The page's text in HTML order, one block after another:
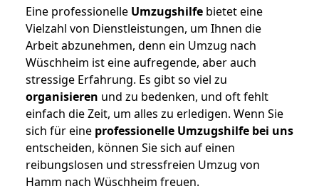
Eine professionelle Umzugshilfe bietet eine
Vielzahl von Dienstleistungen, um Ihnen die
Arbeit abzunehmen, denn ein Umzug nach
Wüschheim ist eine aufregende, aber auch
stressige Erfahrung. Es gibt so viel zu
organisieren und zu bedenken, und oft fehlt
einfach die Zeit, um alles zu erledigen. Wenn Sie
sich für eine professionelle Umzugshilfe bei uns
entscheiden, können Sie sich auf einen
reibungslosen und stressfreien Umzug von
Hamm nach Wüschheim freuen.